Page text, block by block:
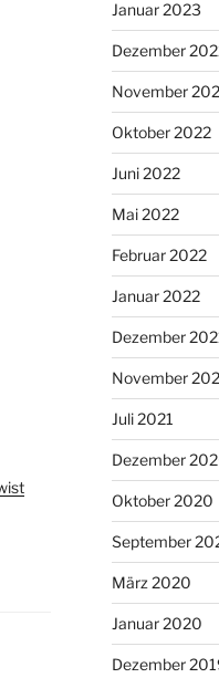
Januar 2023
Dezember
November
Oktober 2022
Juni 2022
Mai 2022
Februar 2022
Januar 2022
Dezember
November
Juli 2021
Dezember
Oktober 2020
September
März 2020
Januar 2020
Dezember